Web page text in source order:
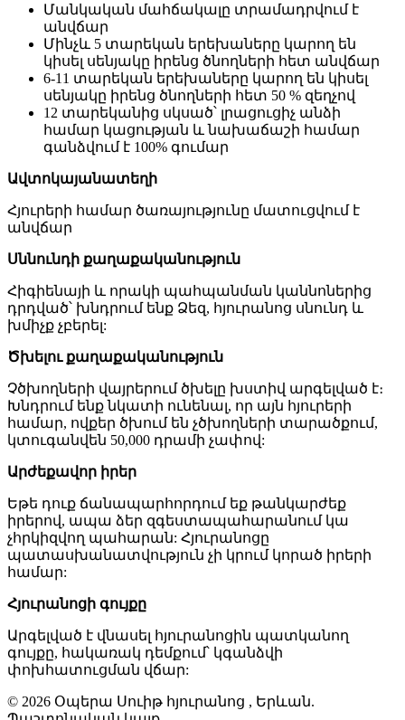
Մանկական մահճակալը տրամադրվում է
անվճար
Մինչև 5 տարեկան երեխաները կարող են
կիսել սենյակը իրենց ծնողների հետ անվճար
6-11 տարեկան երեխաները կարող են կիսել
սենյակը իրենց ծնողների հետ 50 % զեղչով
12 տարեկանից սկսած՝ լրացուցիչ անձի
համար կացության և նախաճաշի համար
գանձվում է 100% գումար
Ավտոկայանատեղի
Հյուրերի համար ծառայությունը մատուցվում է
անվճար
Սննունդի քաղաքականություն
Հիգիենայի և որակի պահպանման կաննոներից
դրդված՝ խնդրում ենք Ձեզ, հյուրանոց սնունդ և
խմիչք չբերել:
Ծխելու քաղաքականություն
Չծխողների վայրերում ծխելը խստիվ արգելված է։
Խնդրում ենք նկատի ունենալ, որ այն հյուրերի
համար, ովքեր ծխում են չծխողների տարածքում,
կտուգանվեն 50,000 դրամի չափով:
Արժեքավոր իրեր
Եթե դուք ճանապարհորդում եք թանկարժեք
իրերով, ապա ձեր զգեստապահարանում կա
չհրկիզվող պահարան: Հյուրանոցը
պատասխանատվություն չի կրում կորած իրերի
համար:
Հյուրանոցի գույքը
Արգելված է վնասել հյուրանոցին պատկանող
գույքը, հակառակ դեմքում՝ կգանձվի
փոխհատուցման վճար:
© 2026 Օպերա Սուիթ հյուրանոց , Երևան.